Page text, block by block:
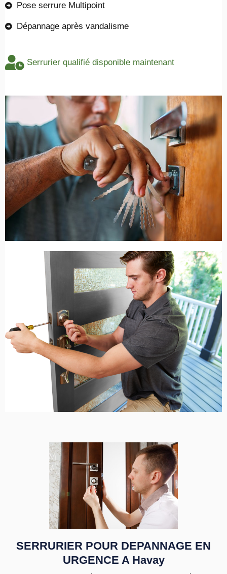
Pose serrure Multipoint
Dépannage après vandalisme
Serrurier qualifié disponible maintenant
SERRURIER POUR DEPANNAGE EN
URGENCE A Havay